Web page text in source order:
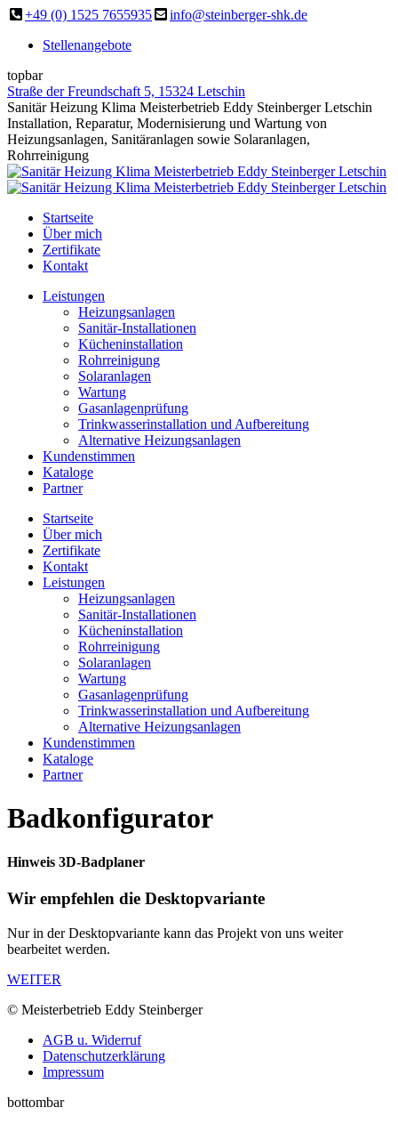
Zum
springen
+49 (0) 1525 7655935
info@steinberger-shk.de
Stellenangebote
topbar
Straße der Freundschaft 5, 15324 Letschin
Facebook
page
opens
in
new
window
Sanitär Heizung Klima Meisterbetrieb Eddy Steinberger Letschin
Installation, Reparatur, Modernisierung und Wartung von
Heizungsanlagen, Sanitäranlagen sowie Solaranlagen,
Rohrreinigung
Startseite
Über mich
Zertifikate
Kontakt
Leistungen
Heizungsanlagen
Sanitär-Installationen
Kücheninstallation
Rohrreinigung
Solaranlagen
Wartung
Gasanlagenprüfung
Trinkwasserinstallation und Aufbereitung
Alternative Heizungsanlagen
Kundenstimmen
Kataloge
Partner
Startseite
Über mich
Zertifikate
Kontakt
Leistungen
Heizungsanlagen
Sanitär-Installationen
Kücheninstallation
Rohrreinigung
Solaranlagen
Wartung
Gasanlagenprüfung
Trinkwasserinstallation und Aufbereitung
Alternative Heizungsanlagen
Kundenstimmen
Kataloge
Partner
Badkonfigurator
Hinweis 3D-Badplaner
Wir empfehlen die Desktopvariante
Nur in der Desktopvariante kann das Projekt von uns weiter
bearbeitet werden.
WEITER
© Meisterbetrieb Eddy Steinberger
AGB u. Widerruf
Datenschutzerklärung
Impressum
bottombar